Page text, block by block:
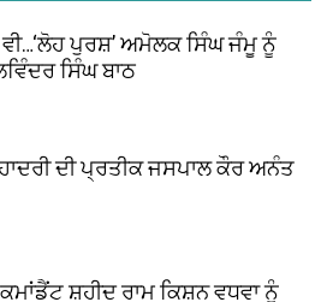
ਪੁਰਸ਼’ ਅਮੋਲਕ ਸਿੰਘ ਜੰਮੂ ਨੂੰ
ਸਿੰਘ ਬਾਠ
ਦੀ ਪ੍ਰਤੀਕ ਜਸਪਾਲ ਕੌਰ ਅਨੰਤ
ਸ਼ਹੀਦ ਰਾਮ ਕਿਸ਼ਨ ਵਧਵਾ ਨੂੰ